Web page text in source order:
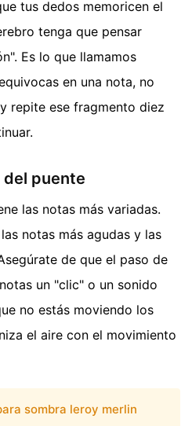
tus dedos memoricen el
tenga que pensar
Es lo que llamamos
en una nota, no
repite ese fragmento diez
del puente
las notas más variadas.
notas más agudas y las
de que el paso de
un "clic" o un sonido
no estás moviendo los
el aire con el movimiento
sombra leroy merlin